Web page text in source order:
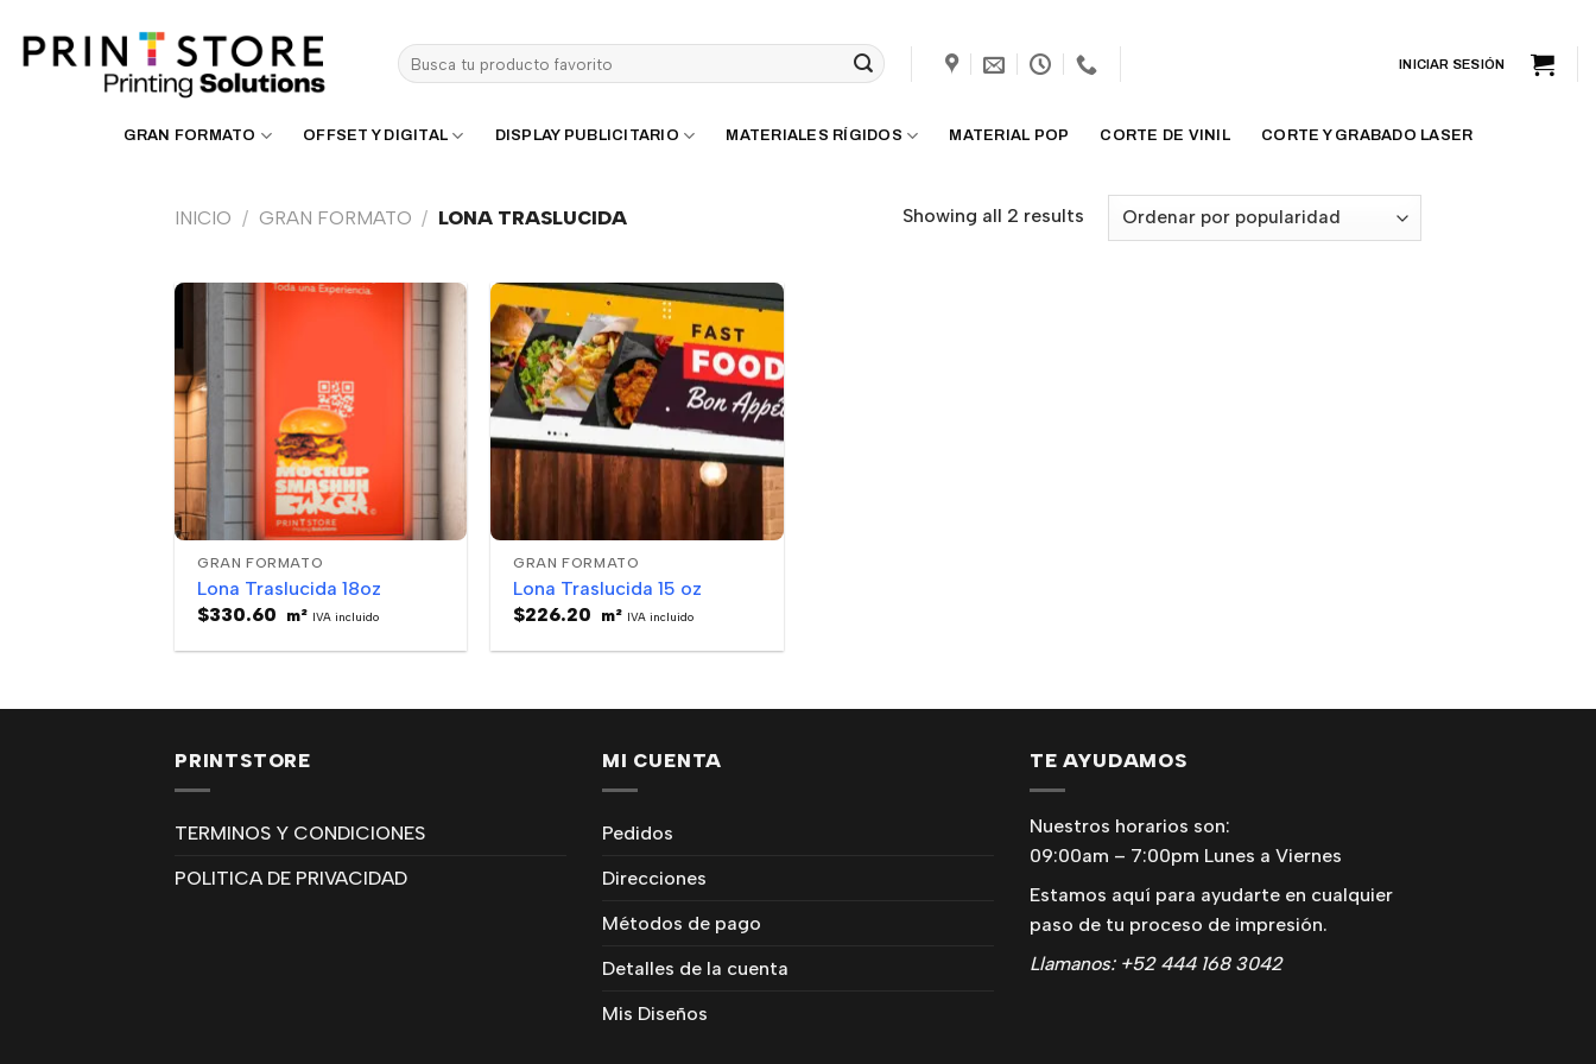
contenido
Buscar
por:
INICIAR SESIÓN
GRAN FORMATO OFFSET Y DIGITAL DISPLAY PUBLICITARIO MATERIALES RÍGIDOS MATERIAL POP CORTE DE VINIL CORTE Y GRABADO LASER
INICIO / GRAN FORMATO / LONA TRASLUCIDA Showing all 2 results
GRAN FORMATO
Lona Traslucida 18oz
$330.60 m² IVA incluido
GRAN FORMATO
Lona Traslucida 15 oz
$226.20 m² IVA incluido
PRINTSTORE
TERMINOS Y CONDICIONES
POLITICA DE PRIVACIDAD
MI CUENTA
Pedidos
Direcciones
Métodos de pago
Detalles de la cuenta
Mis Diseños
TE AYUDAMOS
Nuestros horarios son:
09:00am – 7:00pm Lunes a Viernes
Estamos aquí para ayudarte en cualquier
paso de tu proceso de impresión.
Llamanos: +52 444 168 3042